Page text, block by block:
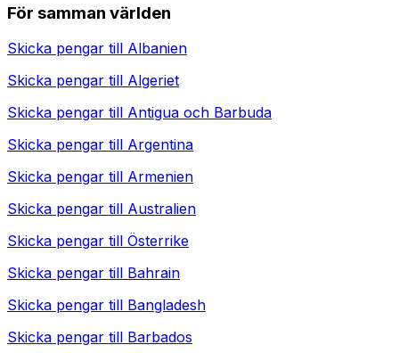
För samman världen
Skicka pengar till Albanien
Skicka pengar till Algeriet
Skicka pengar till Antigua och Barbuda
Skicka pengar till Argentina
Skicka pengar till Armenien
Skicka pengar till Australien
Skicka pengar till Österrike
Skicka pengar till Bahrain
Skicka pengar till Bangladesh
Skicka pengar till Barbados